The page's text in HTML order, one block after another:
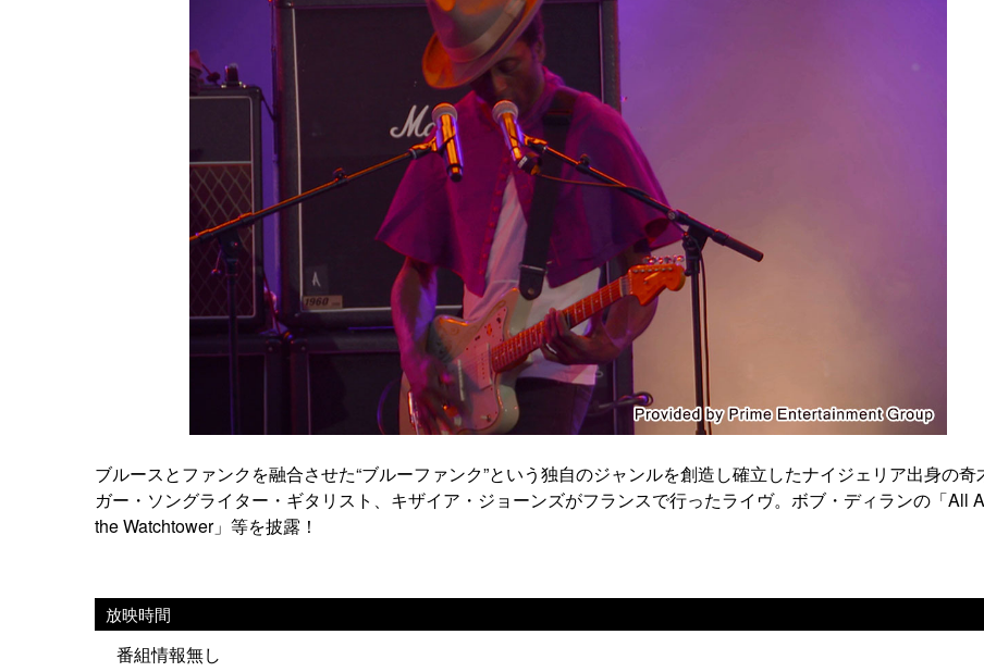
ブルースとファンクを融合させた“ブルーファンク”という独自のジャンルを創造し確立したナイジェリア出身の奇
ガー・ソングライター・ギタリスト、キザイア・ジョーンズがフランスで行ったライヴ。ボブ・ディランの「All
the Watchtower」等を披露！
放映時間
番組情報無し